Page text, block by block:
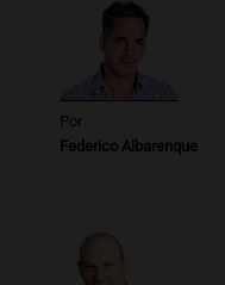
Panorama Federal
Episodios
Por
Federico Albarenque